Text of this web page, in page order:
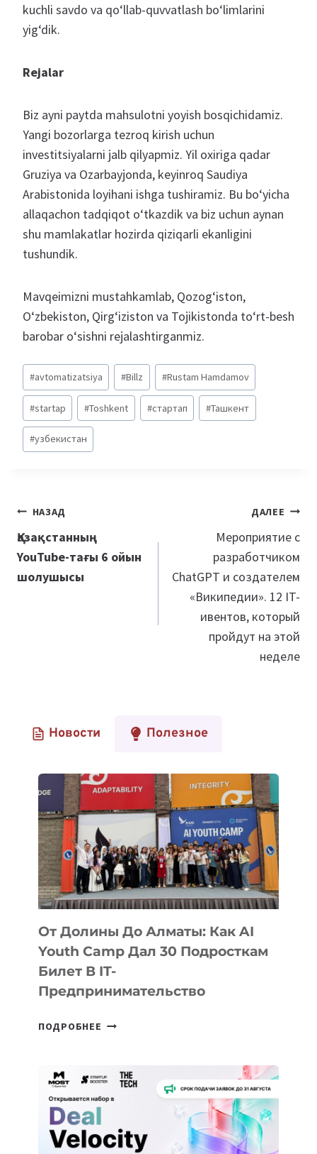
kuchli savdo va qo‘llab-quvvatlash bo‘limlarini
yig‘dik.
Rejalar
Biz ayni paytda mahsulotni yoyish bosqichidamiz.
Yangi bozorlarga tezroq kirish uchun
investitsiyalarni jalb qilyapmiz. Yil oxiriga qadar
Gruziya va Ozarbayjonda, keyinroq Saudiya
Arabistonida loyihani ishga tushiramiz. Bu bo‘yicha
allaqachon tadqiqot o‘tkazdik va biz uchun aynan
shu mamlakatlar hozirda qiziqarli ekanligini
tushundik.
Mavqeimizni mustahkamlab, Qozog‘iston,
O‘zbekiston, Qirg‘iziston va Tojikistonda to‘rt-besh
barobar o‘sishni rejalashtirganmiz.
Метки
записи:
#avtomatizatsiya #Billz #Rustam Hamdamov
#startap #Toshkent #стартап #Ташкент
#узбекистан
Навигация
по
записям
НАЗАД
Қазақстанның
YouTube-тағы 6 ойын
шолушысы
ДАЛЕЕ
Мероприятие с
разработчиком
ChatGPT и создателем
«Википедии». 12 IT-
ивентов, который
пройдут на этой
неделе
Новости Полезное
От Долины До Алматы: Как AI
Youth Camp Дал 30 Подросткам
Билет В IT-
Предпринимательство
ПОДРОБНЕЕ ОТ
АЛМАТЫ:
AI
YOUTH
CAMP